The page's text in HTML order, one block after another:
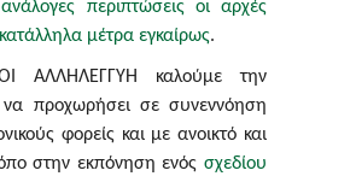
περιπτώσεις οι αρχές
μέτρα εγκαίρως.
ΑΛΛΗΛΕΓΓΥΗ καλούμε την
προχωρήσει σε συνεννόηση
φορείς και με ανοικτό και
στην εκπόνηση ενός σχεδίου